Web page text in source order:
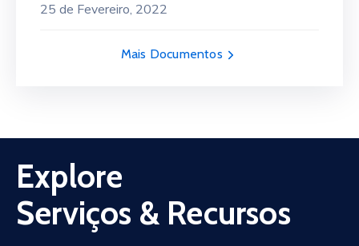
25 de Fevereiro, 2022
Mais Documentos
Explore
Serviços & Recursos